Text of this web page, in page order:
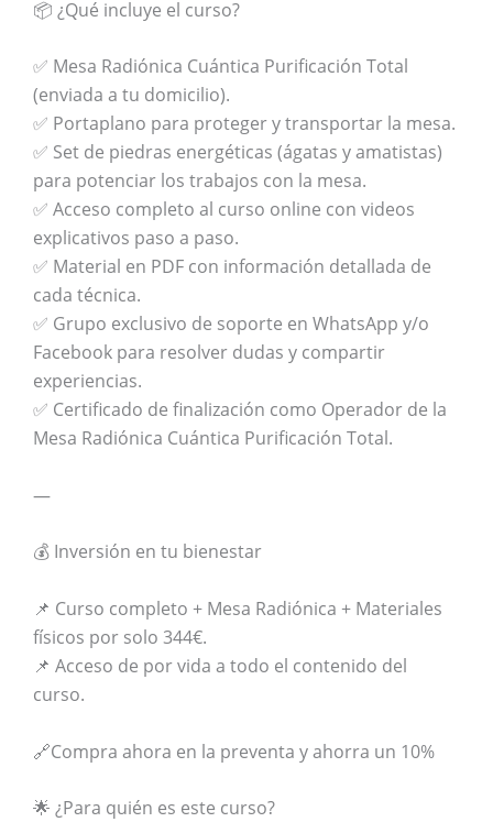
📦 ¿Qué incluye el curso?
✅ Mesa Radiónica Cuántica Purificación Total
(enviada a tu domicilio).
✅ Portaplano para proteger y transportar la mesa.
✅ Set de piedras energéticas (ágatas y amatistas)
para potenciar los trabajos con la mesa.
✅ Acceso completo al curso online con videos
explicativos paso a paso.
✅ Material en PDF con información detallada de
cada técnica.
✅ Grupo exclusivo de soporte en WhatsApp y/o
Facebook para resolver dudas y compartir
experiencias.
✅ Certificado de finalización como Operador de la
Mesa Radiónica Cuántica Purificación Total.
—
💰 Inversión en tu bienestar
📌 Curso completo + Mesa Radiónica + Materiales
físicos por solo 344€.
📌 Acceso de por vida a todo el contenido del
curso.
🔗Compra ahora en la preventa y ahorra un 10%
🌟 ¿Para quién es este curso?